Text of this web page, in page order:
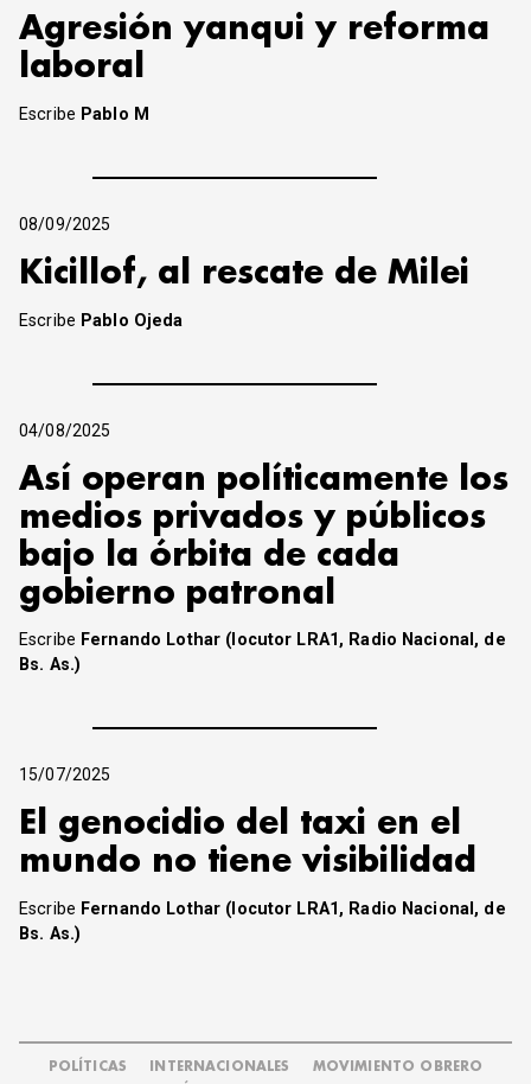
Agresión yanqui y reforma
laboral
Escribe Pablo M
08/09/2025
Kicillof, al rescate de Milei
Escribe Pablo Ojeda
04/08/2025
Así operan políticamente los
medios privados y públicos
bajo la órbita de cada
gobierno patronal
Escribe Fernando Lothar (locutor LRA1, Radio Nacional, de
Bs. As.)
15/07/2025
El genocidio del taxi en el
mundo no tiene visibilidad
Escribe Fernando Lothar (locutor LRA1, Radio Nacional, de
Bs. As.)
POLÍTICAS INTERNACIONALES MOVIMIENTO OBRERO